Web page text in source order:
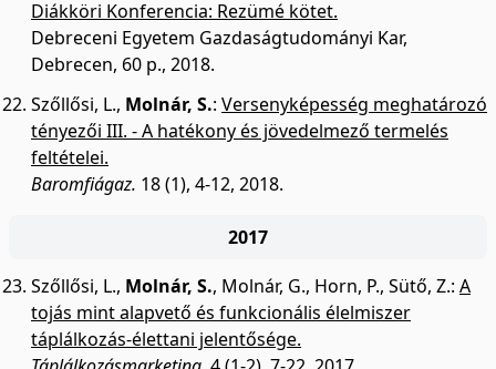
Diákköri Konferencia: Rezümé kötet.
Debreceni Egyetem Gazdaságtudományi Kar,
Debrecen, 60 p., 2018.
Szőllősi, L., Molnár, S.: Versenyképesség meghatározó
tényezői III. - A hatékony és jövedelmező termelés
feltételei.
Baromfiágaz. 18 (1), 4-12, 2018.
2017
Szőllősi, L., Molnár, S., Molnár, G., Horn, P., Sütő, Z.: A
tojás mint alapvető és funkcionális élelmiszer
táplálkozás-élettani jelentősége.